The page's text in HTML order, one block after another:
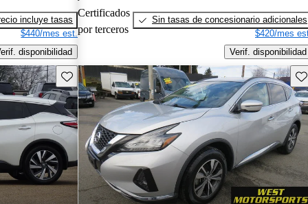
incluye tasas
$440/mes est.
disponibilidad
Certificados
por terceros
Sin tasas de concesionario adicionales
$420/mes
Verif. disponibilidad
Guarda este Aviso